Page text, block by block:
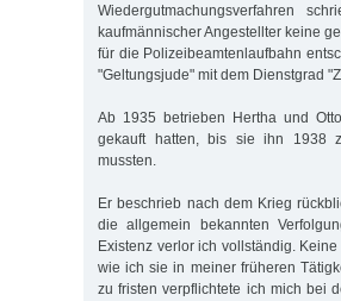
Wiedergutmachungsverfahren
kaufmännischer Angestellter keine
für die Polizeibeamtenlaufbahn
"Geltungsjude" mit dem Dienstgrad
Ab 1935 betrieben Hertha und
gekauft hatten, bis sie ihn 1938
mussten.
Er beschrieb nach dem Krieg
die allgemein bekannten
Existenz verlor ich vollständig.
wie ich sie in meiner früheren
zu fristen verpflichtete ich mich bei